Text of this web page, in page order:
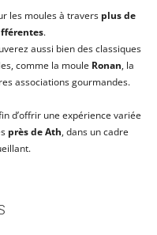
les moules à travers plus de
.
aussi bien des classiques
comme la moule Ronan, la
associations gourmandes.
d’offrir une expérience variée
près de Ath, dans un cadre